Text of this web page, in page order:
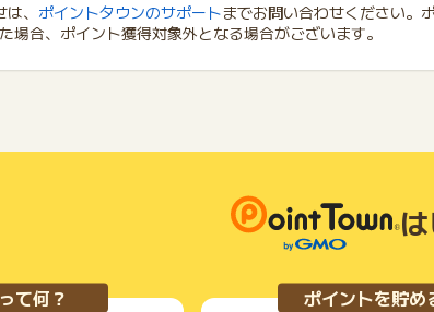
、 ポイントタウンのサポートまでお問い合わせください。
場合、ポイント獲得対象外となる場合がございます。
て何？ ポイントを貯め